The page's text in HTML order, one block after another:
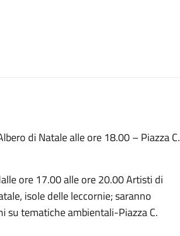
di Natale alle ore 18.00 – Piazza C.
ore 17.00 alle ore 20.00 Artisti di
isole delle leccornie; saranno
su tematiche ambientali-Piazza C.